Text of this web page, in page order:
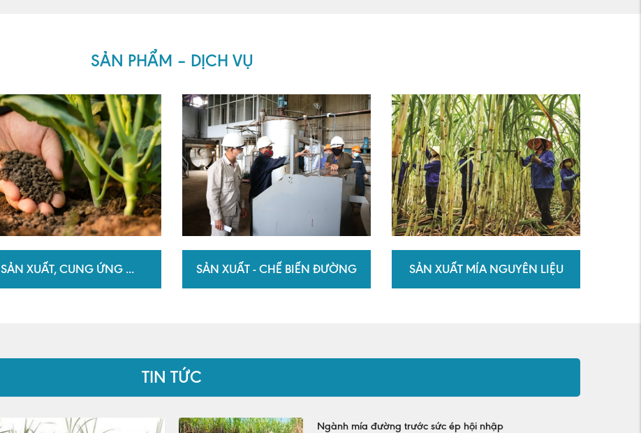
SẢN PHẨM – DỊCH VỤ
SẢN XUẤT, CUNG ỨNG ... SẢN XUẤT - CHẾ BIẾN ĐƯỜNG SẢN XUẤT MÍA NGUYÊN LIỆU
TIN TỨC
Ngành mía đường trước sức ép hội nhập